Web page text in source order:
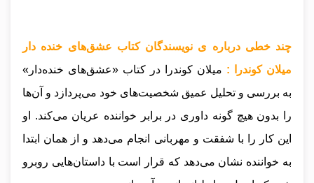
چند خطی درباره ی نویسندگان کتاب عشق‌های خنده دار
میلان کوندرا : میلان کوندرا در کتاب «عشق‌های خنده‌دار»
به بررسی و تحلیل عمیق شخصیت‌های خود می‌پردازد و آن‌ها
را بدون هیچ گونه داوری در برابر خواننده عریان می‌کند. او
این کار را با شفقت و مهربانی انجام می‌دهد و از همان ابتدا
به خواننده نشان می‌دهد که قرار است با داستان‌هایی روبرو